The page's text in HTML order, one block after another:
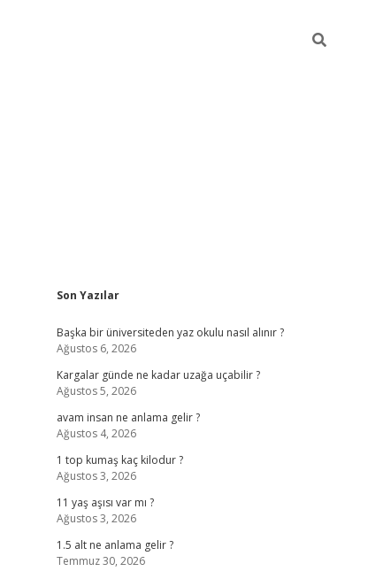
Sidebar
Son Yazılar
Başka bir üniversiteden yaz okulu nasıl alınır ?
Ağustos 6, 2026
Kargalar günde ne kadar uzağa uçabilir ?
Ağustos 5, 2026
avam insan ne anlama gelir ?
Ağustos 4, 2026
1 top kumaş kaç kilodur ?
Ağustos 3, 2026
11 yaş aşısı var mı ?
Ağustos 3, 2026
1.5 alt ne anlama gelir ?
Temmuz 30, 2026